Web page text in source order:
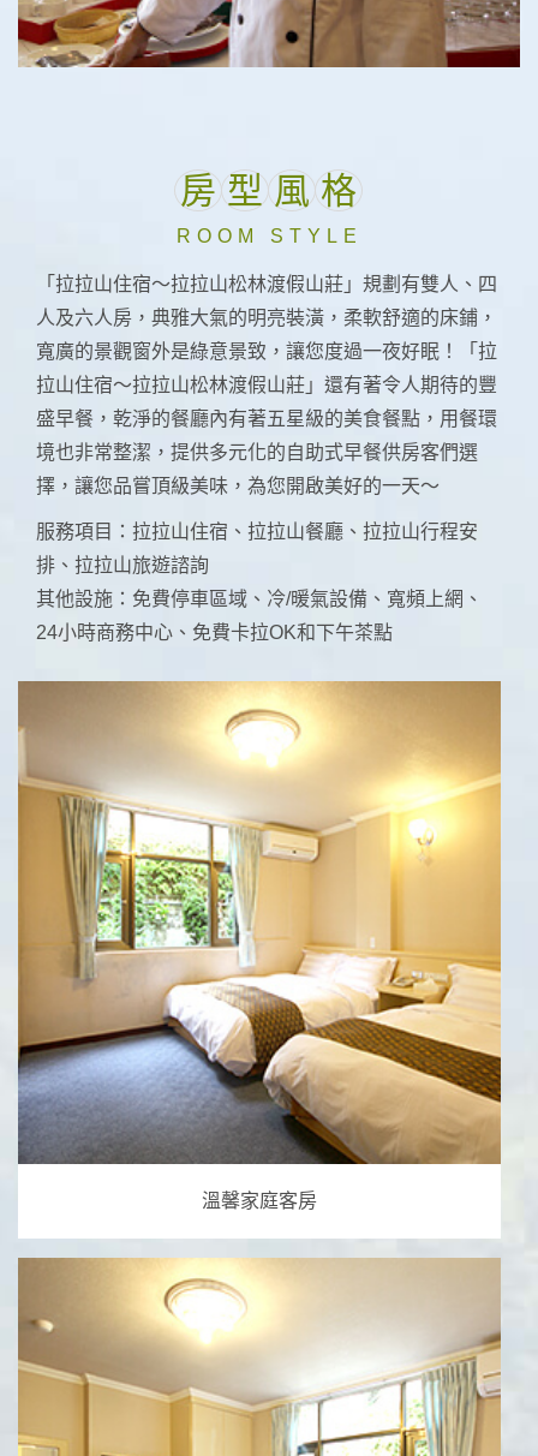
五星級大廚
房 型 風 格
ROOM STYLE
「拉拉山住宿～拉拉山松林渡假山莊」規劃有雙人、四
人及六人房，典雅大氣的明亮裝潢，柔軟舒適的床鋪，
寬廣的景觀窗外是綠意景致，讓您度過一夜好眠！「拉
拉山住宿～拉拉山松林渡假山莊」還有著令人期待的豐
盛早餐，乾淨的餐廳內有著五星級的美食餐點，用餐環
境也非常整潔，提供多元化的自助式早餐供房客們選
擇，讓您品嘗頂級美味，為您開啟美好的一天～
服務項目：拉拉山住宿、拉拉山餐廳、拉拉山行程安
排、拉拉山旅遊諮詢
其他設施：免費停車區域、冷/暖氣設備、寬頻上網、
24小時商務中心、免費卡拉OK和下午茶點
溫馨家庭客房